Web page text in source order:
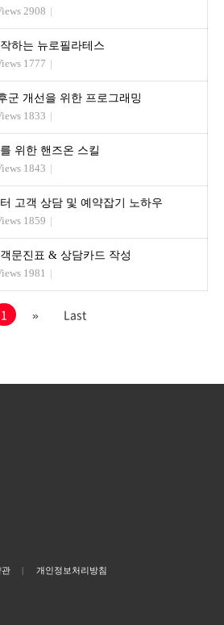
2908 |
하는 뉴로필라테스
1777 |
군 개선을 위한 프로그래밍
1833 |
위한 핸즈온 스킬
1843 |
고객 상담 및 예약잡기 노하우
1859 |
문진표 & 상담카드 작성
1981 |
1 » Last
관 개인정보처리방침